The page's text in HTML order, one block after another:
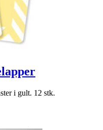
i gult. 12 stk.